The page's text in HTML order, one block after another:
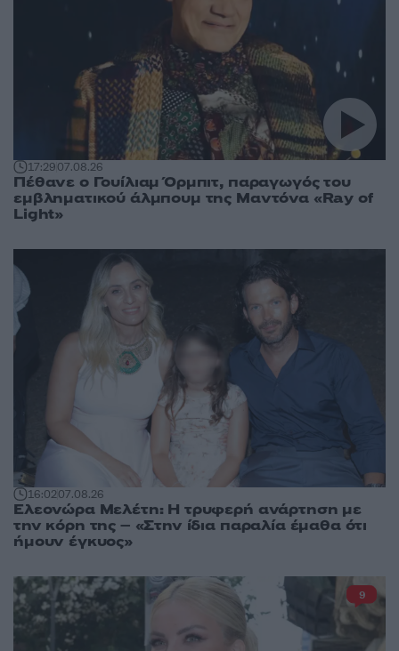
17:2907.08.26
Πέθανε ο Γουίλιαμ Όρμπιτ, παραγωγός του
εμβληματικού άλμπουμ της Μαντόνα «Ray of
Light»
16:0207.08.26
Ελεονώρα Μελέτη: Η τρυφερή ανάρτηση με
την κόρη της – «Στην ίδια παραλία έμαθα ότι
ήμουν έγκυος»
9